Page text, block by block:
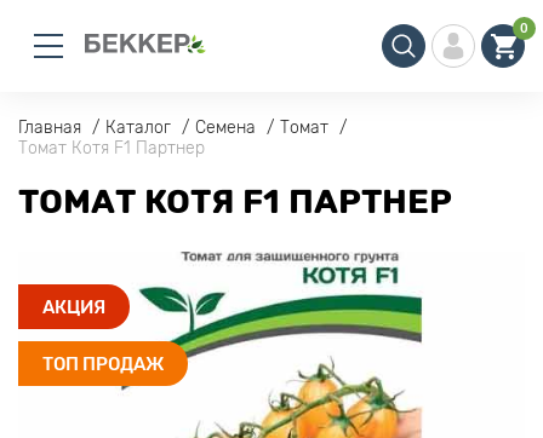
0
Главная Каталог Семена
Томат
Томат Котя F1 Партнер
ТОМАТ КОТЯ F1 ПАРТНЕР
АКЦИЯ
ТОП ПРОДАЖ